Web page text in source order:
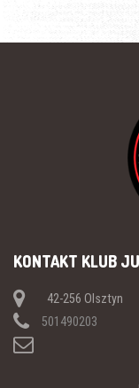
KONTAKT KLUB
42-256 Olsztyn
501490203